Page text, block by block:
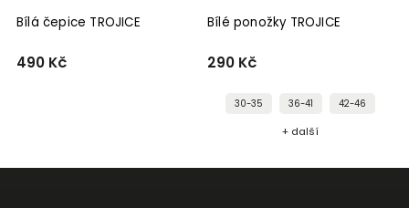
Bílá čepice TROJICE
490 Kč
Bílé ponožky TROJICE
290 Kč
30-35 36-41 42-46
+ další